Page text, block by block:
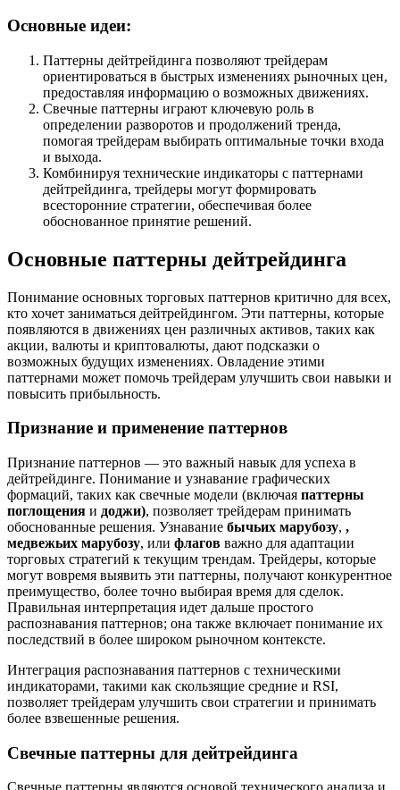
Основные идеи:
Паттерны дейтрейдинга позволяют трейдерам
ориентироваться в быстрых изменениях рыночных цен,
предоставляя информацию о возможных движениях.
Свечные паттерны играют ключевую роль в
определении разворотов и продолжений тренда,
помогая трейдерам выбирать оптимальные точки входа
и выхода.
Комбинируя технические индикаторы с паттернами
дейтрейдинга, трейдеры могут формировать
всесторонние стратегии, обеспечивая более
обоснованное принятие решений.
Основные паттерны дейтрейдинга
Понимание основных торговых паттернов критично для всех,
кто хочет заниматься дейтрейдингом. Эти паттерны, которые
появляются в движениях цен различных активов, таких как
акции, валюты и криптовалюты, дают подсказки о
возможных будущих изменениях. Овладение этими
паттернами может помочь трейдерам улучшить свои навыки и
повысить прибыльность.
Признание и применение паттернов
Признание паттернов — это важный навык для успеха в
дейтрейдинге. Понимание и узнавание графических
формаций, таких как свечные модели (включая паттерны
поглощения и доджи), позволяет трейдерам принимать
обоснованные решения. Узнавание бычьих марубозу, ,
медвежьих марубозу, или флагов важно для адаптации
торговых стратегий к текущим трендам. Трейдеры, которые
могут вовремя выявить эти паттерны, получают конкурентное
преимущество, более точно выбирая время для сделок.
Правильная интерпретация идет дальше простого
распознавания паттернов; она также включает понимание их
последствий в более широком рыночном контексте.
Интеграция распознавания паттернов с техническими
индикаторами, такими как скользящие средние и RSI,
позволяет трейдерам улучшить свои стратегии и принимать
более взвешенные решения.
Свечные паттерны для дейтрейдинга